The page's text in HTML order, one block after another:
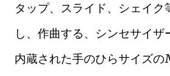
タップ、スライド、シェイク
し、作曲する、シンセサイ
内蔵された手のひらサイズの